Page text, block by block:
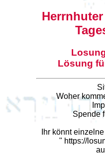
Lösung
Woher
Spende
Ihr könnt
" https://